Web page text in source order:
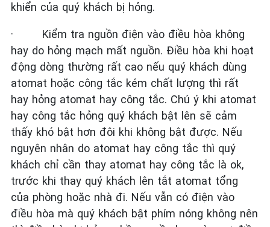
khiển của quý khách bị hỏng.
· Kiểm tra nguồn điện vào điều hòa không
hay do hỏng mạch mất nguồn. Điều hòa khi hoạt
động dòng thường rất cao nếu quý khách dùng
atomat hoặc công tắc kém chất lượng thì rất
hay hỏng atomat hay công tắc. Chú ý khi atomat
hay công tắc hỏng quý khách bật lên sẽ cảm
thấy khó bật hơn đôi khi không bật được. Nếu
nguyên nhân do atomat hay công tắc thì quý
khách chỉ cần thay atomat hay công tắc là ok,
trước khi thay quý khách lên tắt atomat tổng
của phòng hoặc nhà đi. Nếu vẫn có điện vào
điều hòa mà quý khách bật phím nóng không nên